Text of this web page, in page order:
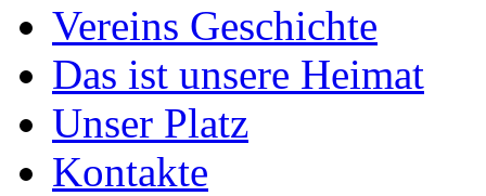
Vereins Geschichte
Das ist unsere Heimat
Unser Platz
Kontakte